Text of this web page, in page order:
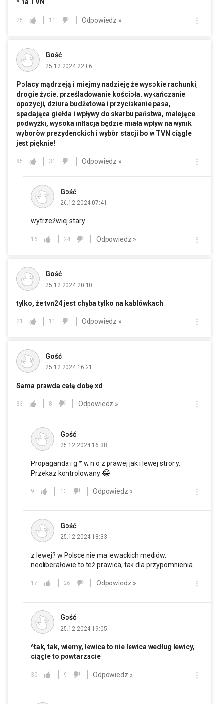
* na TVN
25 11 Odpowiedz »
Gość
25.12.2024 22:06
Polacy mądrzeją i miejmy nadzieję że wysokie rachunki,
drogie życie, prześladowanie kościoła, wykańczanie
opozycji, dziura budżetowa i przyciskanie pasa,
spadająca giełda i wpływy do skarbu państwa, malejące
podwyżki, wysoka inflacja będzie miała wpływ na wynik
wyboròw prezydenckich i wybòr stacji bo w TVN ciągle
jest pięknie!
85 31 Odpowiedz »
Gość
26.12.2024 07:41
wytrzeźwiej stary
16 24 Odpowiedz »
Gość
25.12.2024 20:10
tylko, że tvn24 jest chyba tylko na kablówkach
21 11 Odpowiedz »
Gość
25.12.2024 16:21
Sama prawda całą dobę xd
33 8 Odpowiedz »
Gość
25.12.2024 16:38
Propaganda i g * w n o z prawej jak i lewej strony.
Przekaz kontrolowany😂
9 13 Odpowiedz »
Gość
25.12.2024 18:33
z lewej? w Polsce nie ma lewackich mediów.
neoliberałowie to też prawica, tak dla przypomnienia.
17 26 Odpowiedz »
Gość
25.12.2024 19:05
^tak, tak, wiemy, lewica to nie lewica według lewicy,
ciągle to powtarzacie
30 9 Odpowiedz »